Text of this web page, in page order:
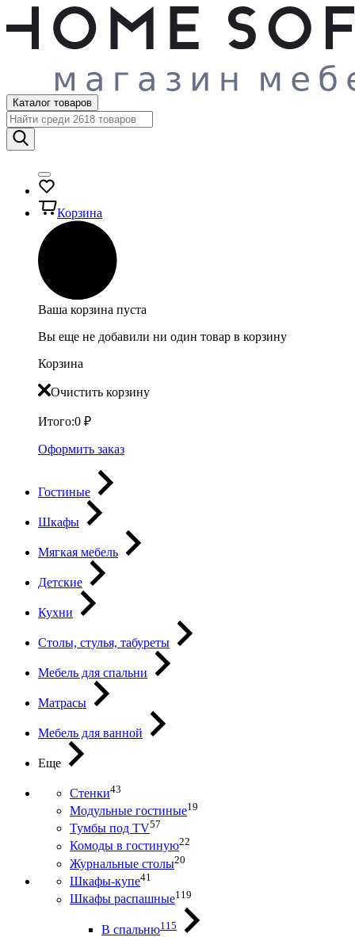
Каталог товаров
Корзина
Ваша корзина пуста
Вы еще не добавили ни один товар в корзину
Корзина
Очистить корзину
Итого:0 ₽
Оформить заказ
Гостиные
Шкафы
Мягкая мебель
Детские
Кухни
Столы, стулья, табуреты
Мебель для спальни
Матрасы
Мебель для ванной
Еще
Стенки43
Модульные гостиные19
Тумбы под ТV57
Комоды в гостиную22
Журнальные столы20
Шкафы-купе41
Шкафы распашные119
В спальню115